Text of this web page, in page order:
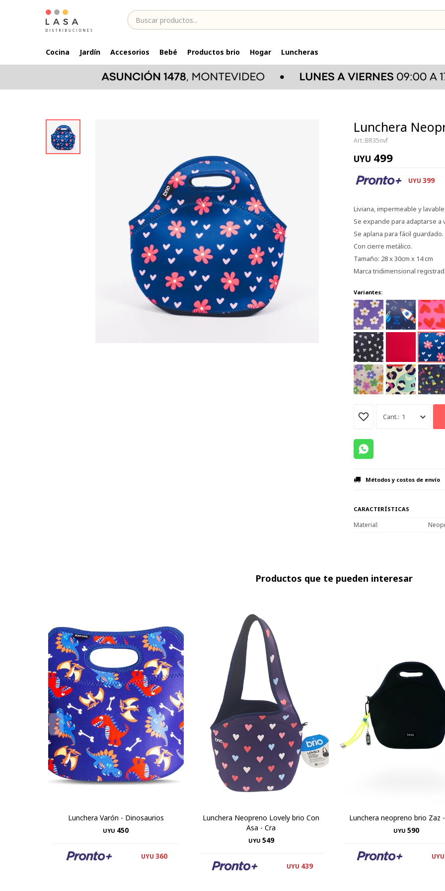
Cocina Jardín Accesorios Bebé Productos brio Hogar Luncheras
Lunchera
BR35nvf
UYU 499
UYU 399
Liviana, impermeable y
Se expande para adaptarse
Se aplana para fácil guardado.
Con cierre metálico.
Tamaño: 28 x 30cm x 14 cm
Marca tridimensional
Variantes:
1
Métodos y costos de envío
CARACTERÍSTICAS
Material
Productos que te pueden interesar
Lunchera Varón - Dinosaurios
UYU 450
UYU 360
Lunchera Neopreno Lovely brio Con
Asa - Cra
UYU 549
UYU 439
Lunchera neopreno brio Zaz
UYU 590
UYU